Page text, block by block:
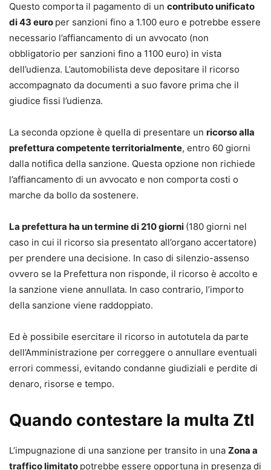
Questo comporta il pagamento di un contributo unificato
di 43 euro per sanzioni fino a 1.100 euro e potrebbe essere
necessario l’affiancamento di un avvocato (non
obbligatorio per sanzioni fino a 1100 euro) in vista
dell’udienza. L’automobilista deve depositare il ricorso
accompagnato da documenti a suo favore prima che il
giudice fissi l’udienza.
La seconda opzione è quella di presentare un ricorso alla
prefettura competente territorialmente, entro 60 giorni
dalla notifica della sanzione. Questa opzione non richiede
l’affiancamento di un avvocato e non comporta costi o
marche da bollo da sostenere.
La prefettura ha un termine di 210 giorni (180 giorni nel
caso in cui il ricorso sia presentato all’organo accertatore)
per prendere una decisione. In caso di silenzio-assenso
ovvero se la Prefettura non risponde, il ricorso è accolto e
la sanzione viene annullata. In caso contrario, l’importo
della sanzione viene raddoppiato.
Ed è possibile esercitare il ricorso in autotutela da parte
dell’Amministrazione per correggere o annullare eventuali
errori commessi, evitando condanne giudiziali e perdite di
denaro, risorse e tempo.
Quando contestare la multa Ztl
L’impugnazione di una sanzione per transito in una Zona a
traffico limitato potrebbe essere opportuna in presenza di